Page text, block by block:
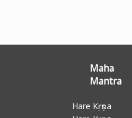
Maha
Mantra
Hare Kṛṣṇa